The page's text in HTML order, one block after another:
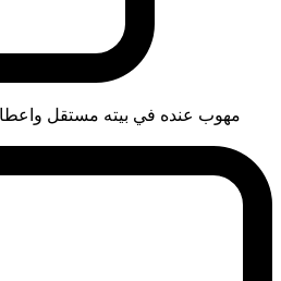
مهوب عنده في بيته مستقل